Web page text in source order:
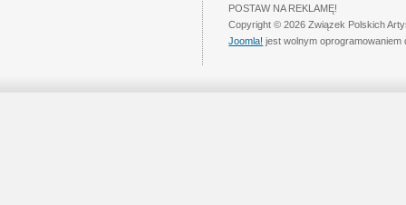
POSTAW NA REKLAMĘ!
Copyright © 2026 Związek Polskich
Joomla! jest wolnym